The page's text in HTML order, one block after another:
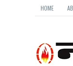
HOME